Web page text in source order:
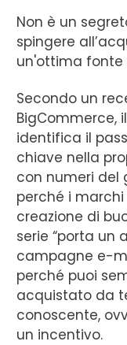
Non è un
spingere
un'ottima fonte
Secondo un
BigCommerce,
identifica il
chiave nella
con numeri del
perché i
creazione di
serie “porta un
campagne e-
perché puoi
acquistato da
conoscente,
un incentivo.